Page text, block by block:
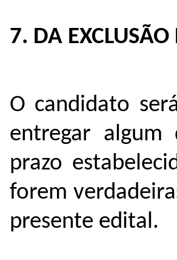
7. DA EXCLUSÃO
O candidato
entregar
prazo
forem
presente edital.